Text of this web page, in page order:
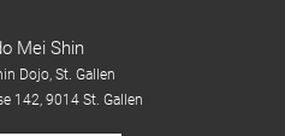
Mei Shin
Dojo, St. Gallen
142, 9014 St. Gallen